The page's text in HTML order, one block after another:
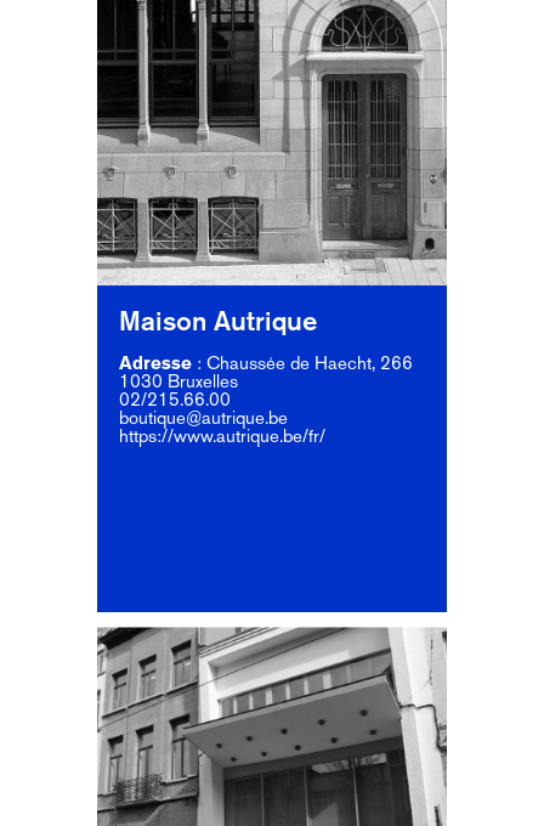
Maison Autrique
Adresse : Chaussée de Haecht, 266
1030 Bruxelles
02/215.66.00
boutique@autrique.be
https://www.autrique.be/fr/